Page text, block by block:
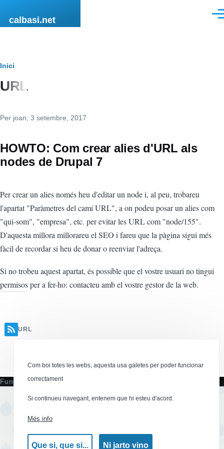
calbasi.net
Fil
d'ariadna
Inici
URL
Per joan , 3 setembre, 2017
HOWTO: Com crear alies d'URL als
nodes de Drupal 7
Per crear un alies només heu d'editar un node i, al peu, trobareu
l'apartat "Paràmetres del camí URL", a on podeu posar un alies com
"qui-som", "empresa", etc. per evitar les URL com "node/155".
D'aquesta millora millorareu el SEO i fareu que la pàgina sigui més
fàcil de recordar si heu de donar o reenviar l'adreça.
Si no trobeu aquest apartat, és possible que el vostre usuari no tingui
permisos per a fer-ho: contacteu amb el vostre gestor de la web.
URL
Funciona amb
Com boi totes les webs, aquesta usa galetes per poder funcionar
correctament
Si continueu navegant, entenem que hi esteu d'acord.
Més info
Que si, que si... Ni jarto vino